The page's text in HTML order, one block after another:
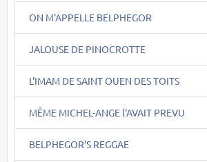
ON M'APPELLE BELPHEGOR
JALOUSE DE PINOCROTTE
L'IMAM DE SAINT OUEN DES TOITS
MÊME MICHEL-ANGE l'AVAIT PREVU
BELPHEGOR'S REGGAE